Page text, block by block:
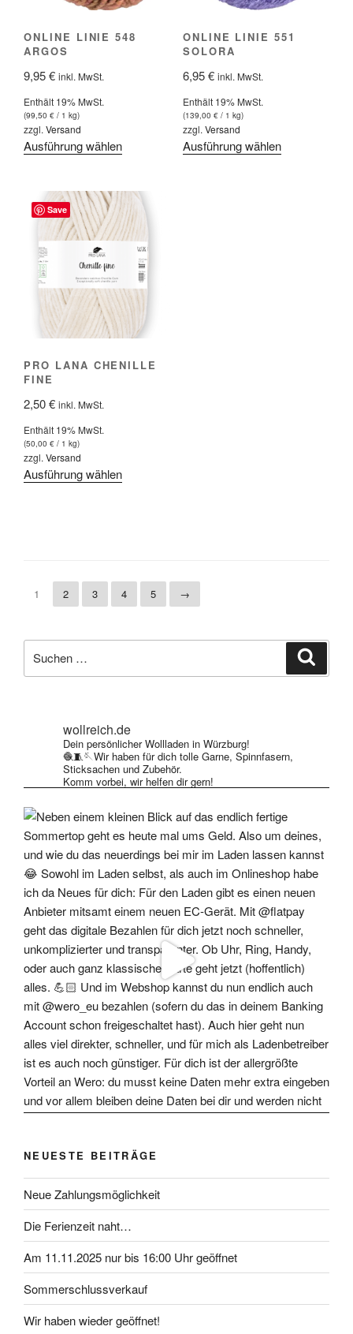
der
gewählt
Produktseite
gewählt
ONLINE LINIE 548
ARGOS
9,95€ inkl. MwSt.
Enthält 19% MwSt.
(99,50 € / 1 kg)
zzgl. Versand
Ausführung wählenDieses
mehrere
Varianten
auf.
Optionen
können
auf
der
gewählt
ONLINE LINIE 551
SOLORA
6,95€ inkl. MwSt.
Enthält 19% MwSt.
(139,00 €/ 1 kg)
zzgl. Versand
Ausführung wählenDieses
Save
PRO LANA CHENILLE
FINE
2,50€ inkl. MwSt.
Enthält 19% MwSt.
(50,00 € / 1 kg)
zzgl. Versand
Ausführung wählenDieses
Die
Optionen
auf
Produktseite
1 2 3 4 5 →
nach:
wollreich.de
Dein persönlicher Wollladen in Würzburg!
🧶🧵🪡Wir haben für dich tolle Garne, Spinnfasern,
Sticksachen und Zubehör.
Komm vorbei, wir helfen dir gern!
NEUESTE BEITRÄGE
Neue Zahlungsmöglichkeit
Die Ferienzeit naht…
Am 11.11.2025 nur bis 16:00 Uhr geöffnet
Sommerschlussverkauf
Wir haben wieder geöffnet!